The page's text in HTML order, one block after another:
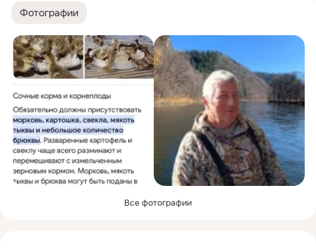
Фотографии
Все фотографии